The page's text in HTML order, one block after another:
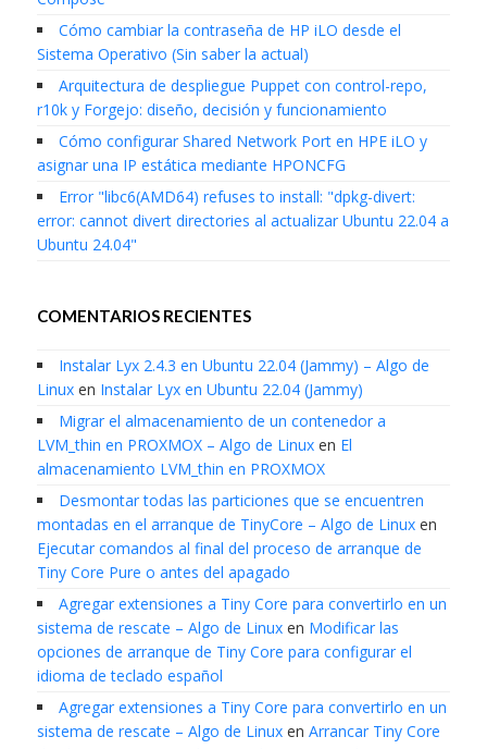
Cómo cambiar la contraseña de HP iLO desde el
Sistema Operativo (Sin saber la actual)
Arquitectura de despliegue Puppet con control-repo,
r10k y Forgejo: diseño, decisión y funcionamiento
Cómo configurar Shared Network Port en HPE iLO y
asignar una IP estática mediante HPONCFG
Error "libc6(AMD64) refuses to install: "dpkg-divert:
error: cannot divert directories al actualizar Ubuntu 22.04 a
Ubuntu 24.04"
COMENTARIOS RECIENTES
Instalar Lyx 2.4.3 en Ubuntu 22.04 (Jammy) – Algo de
Linuxen Instalar Lyx en Ubuntu 22.04 (Jammy)
Migrar el almacenamiento de un contenedor a
LVM_thin en PROXMOX – Algo de Linuxen El
almacenamiento LVM_thin en PROXMOX
Desmontar todas las particiones que se encuentren
montadas en el arranque de TinyCore – Algo de Linuxen
Ejecutar comandos al final del proceso de arranque de
Tiny Core Pure o antes del apagado
Agregar extensiones a Tiny Core para convertirlo en un
sistema de rescate – Algo de Linuxen Modificar las
opciones de arranque de Tiny Core para configurar el
idioma de teclado español
Agregar extensiones a Tiny Core para convertirlo en un
sistema de rescate – Algo de Linuxen Arrancar Tiny Core